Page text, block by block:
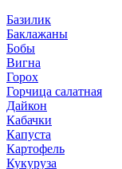
Базилик
Баклажаны
Бобы
Вигна
Горох
Горчица салатная
Дайкон
Кабачки
Капуста
Картофель
Кукуруза